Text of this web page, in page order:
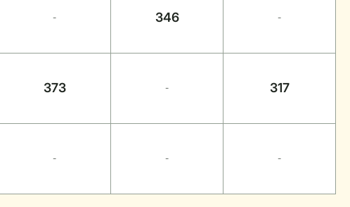
- 346 -
373 - 317
- - -